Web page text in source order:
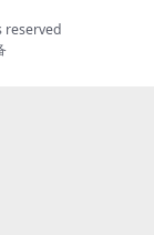
reserved